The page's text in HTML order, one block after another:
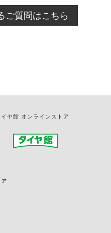
過ぎている場合のご予約
、直接ご予約の店舗まで
ご質問はこちら
ヤ館 オンラインストア
ア